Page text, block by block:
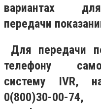
вариантах
передачи
Для передачи
телефону
систему IVR,
0(800)30-00-